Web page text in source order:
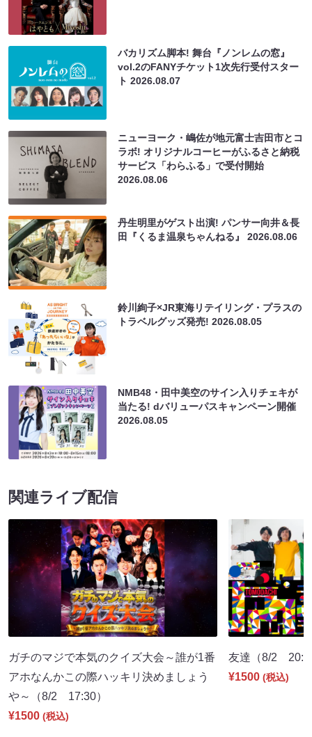
バカリズム脚本! 舞台『ノンレムの窓』
vol.2のFANYチケット1次先行受付スター
ト2026.08.07
ニューヨーク・嶋佐が地元富士吉田市とコ
ラボ! オリジナルコーヒーがふるさと納税
サービス「わらふる」で受付開始
2026.08.06
丹生明里がゲスト出演! パンサー向井＆長
田『くるま温泉ちゃんねる』2026.08.06
鈴川絢子×JR東海リテイリング・プラスの
トラベルグッズ発売!2026.08.05
NMB48・田中美空のサイン入りチェキが
当たる! dバリューパスキャンペーン開催
2026.08.05
関連ライブ配信
ガチのマジで本気のクイズ大会～誰が1番
アホなんかこの際ハッキリ決めましょう
や～（8/2 17:30）
¥1500 (税込)
友達（8/2
¥1500 (税込)